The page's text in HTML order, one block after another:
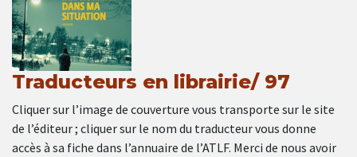
Traducteurs en librairie/ 97
Cliquer sur l’image de couverture vous transporte sur le site
de l’éditeur ; cliquer sur le nom du traducteur vous donne
accès à sa fiche dans l’annuaire de l’ATLF. Merci de nous avoir